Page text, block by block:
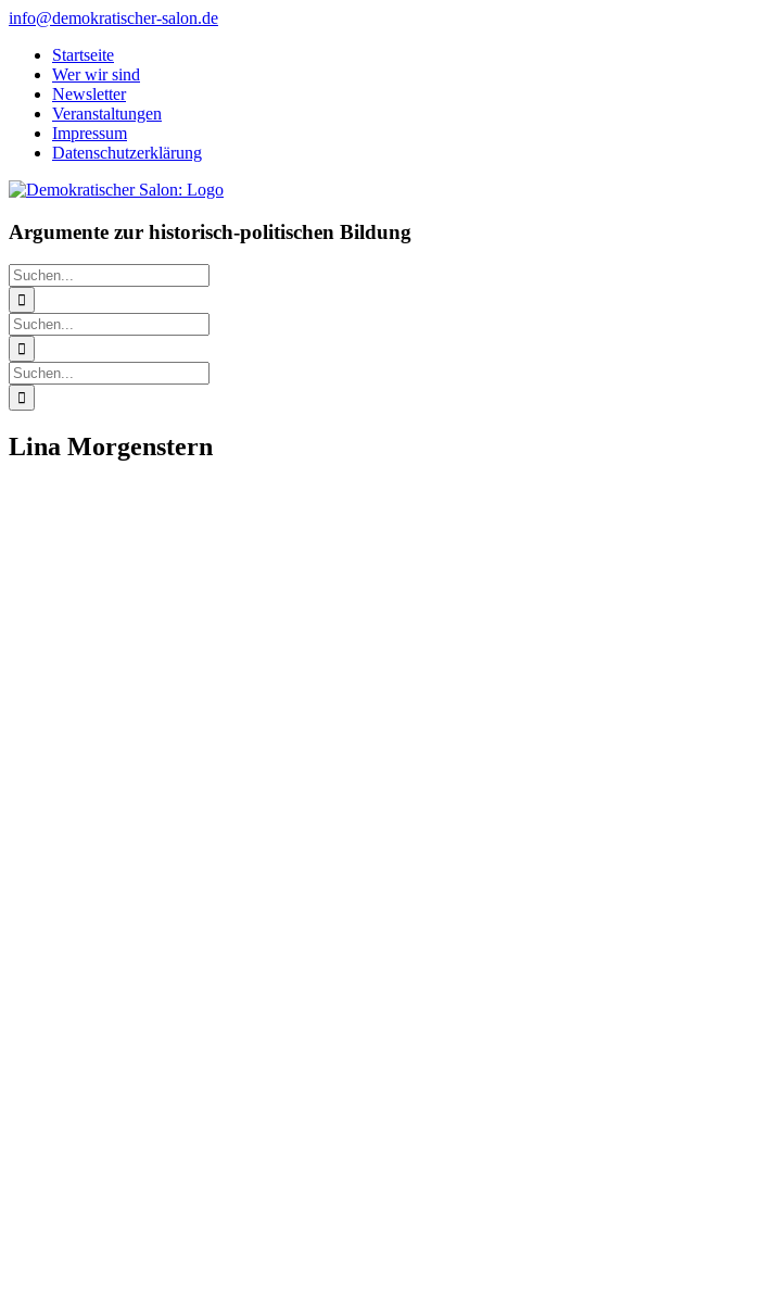
Zum
springen
info@demokratischer-salon.de
Startseite
Wer wir sind
Newsletter
Veranstaltungen
Impressum
Datenschutzerklärung
Argumente zur historisch-politischen Bildung
Suche
nach:
Suche
nach:
Suche
nach:
Lina Morgenstern